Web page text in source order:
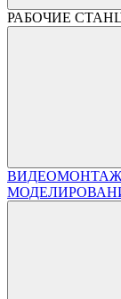
РАБОЧИЕ
ВИДЕОМОНТАЖ